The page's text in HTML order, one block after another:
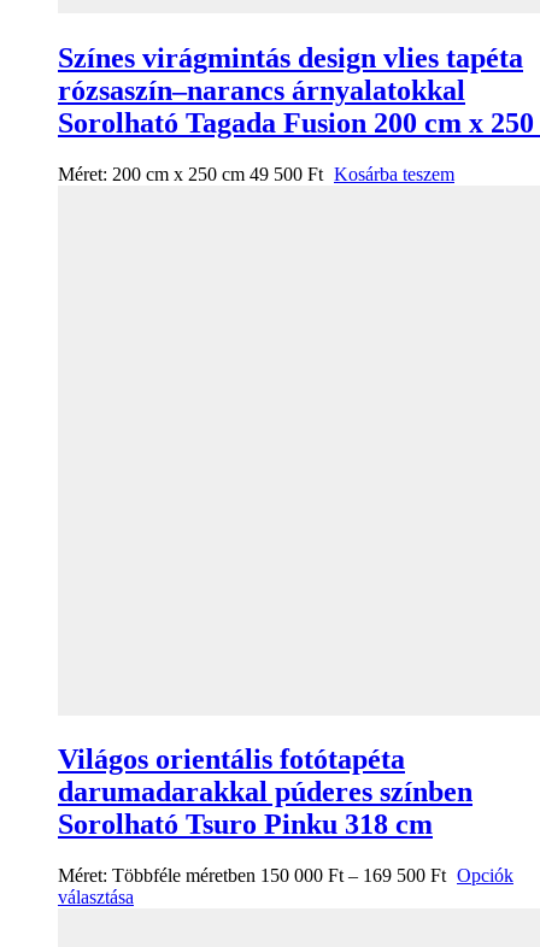
Színes virágmintás design vlies tapéta
rózsaszín–narancs árnyalatokkal
Sorolható Tagada Fusion 200 cm x
Méret: 200 cm x 250 cm 49 500 Ft Kosárba teszem
Világos orientális fotótapéta
darumadarakkal púderes színben
Sorolható Tsuro Pinku 318 cm
Méret: Többféle méretben 150 000 Ft – 169 500 Ft Opciók
választása